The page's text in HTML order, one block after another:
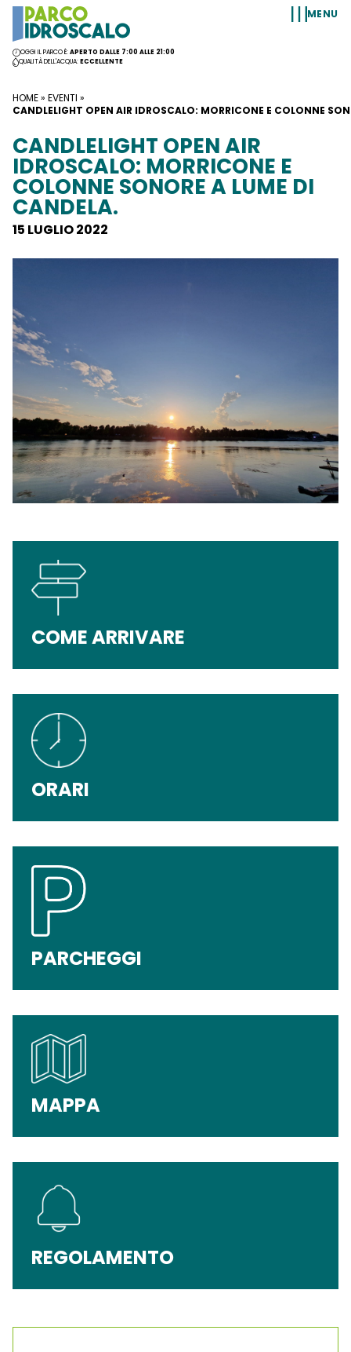
Vai al contenuto
OGGI IL PARCO È:APERTO DALLE 7:00 ALLE 21:00
QUALITÀ DELL'ACQUA:ECCELLENTE
MENU
HOME» EVENTI »
CANDLELIGHT OPEN AIR IDROSCALO: MORRICONE E COLONNE
CANDLELIGHT OPEN AIR
IDROSCALO: MORRICONE E
COLONNE SONORE A LUME DI
CANDELA.
15 LUGLIO 2022
COME ARRIVARE
ORARI
PARCHEGGI
MAPPA
REGOLAMENTO